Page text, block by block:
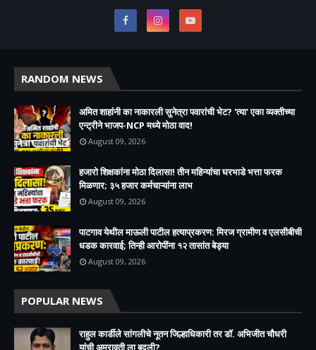
RANDOM NEWS
अमित शाहांनी का नाकारली सुनेत्रा पवारांची भेट? 'त्या' एका व्यक्तीच्या
एन्ट्रीने भाजप-NCP मध्ये मोठा वाद!
August 09, 2026
हजारो शिक्षकांना मोठा दिलासा! तीन महिन्यांचा घरभाडे भत्ता फरक
मिळणार; ३५ हजार कर्मचाऱ्यांना लाभ
August 09, 2026
पाटगाव येथील माऊली पाटील हत्याप्रकरण: मिरज ग्रामीण व एलसीबीची
धडक कारवाई; तिन्ही आरोपींना १२ तासांत बेड्या
August 09, 2026
POPULAR NEWS
राहुल कार्डीले सांगलीचे नूतन जिल्हाधिकारी तर डॉ. अभिजीत चौधरी
यांची अमरावती ला बदली?